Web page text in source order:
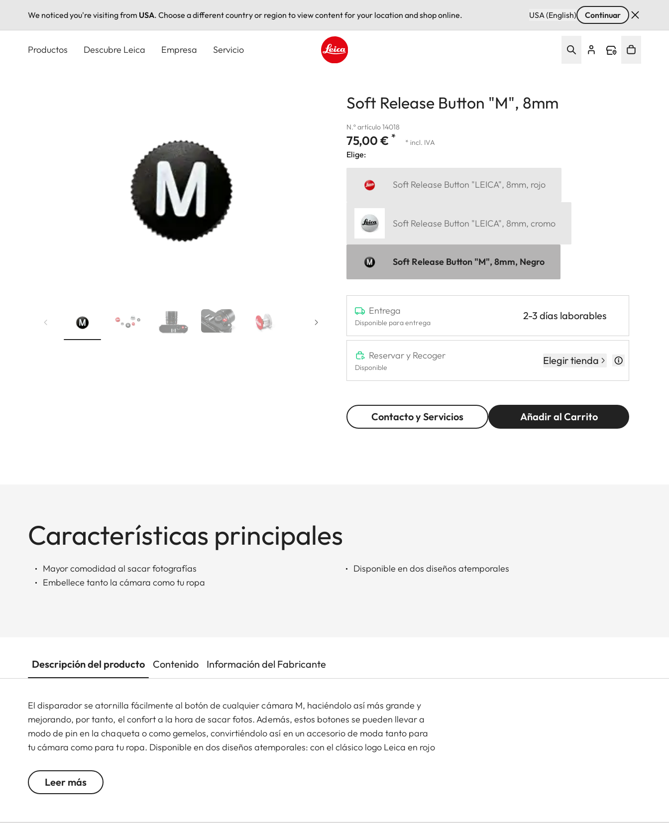
We noticed you're visiting from USA. Choose a different country or region to view content for your location and shop online. USA (English) Continuar
Productos Descubre Leica Empresa Servicio
Soft Release Button "M", 8mm
N.º artículo 14018
75,00 € * * incl. IVA
Elige:
Soft Release Button "LEICA", 8mm, rojo
Soft Release Button "LEICA", 8mm, cromo
Soft Release Button "M", 8mm, Negro
Entrega
Disponible para entrega
2-3 días laborables
Reservar y Recoger
Disponible
Elegir tienda
Contacto y Servicios Añadir al Carrito
Características principales
Mayor comodidad al sacar fotografías
Embellece tanto la cámara como tu ropa
Disponible en dos diseños atemporales
Descripción del producto Contenido Información del Fabricante
El disparador se atornilla fácilmente al botón de cualquier cámara M, haciéndolo así más grande y
mejorando, por tanto, el confort a la hora de sacar fotos. Además, estos botones se pueden llevar a
modo de pin en la chaqueta o como gemelos, convirtiéndolo así en un accesorio de moda tanto para
tu cámara como para tu ropa. Disponible en dos diseños atemporales: con el clásico logo Leica en rojo
Leer más